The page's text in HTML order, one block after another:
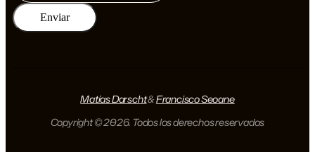
Enviar
Matias Darscht&Francisco Seoane
Copyright © 2026. Todos los derechos reservados